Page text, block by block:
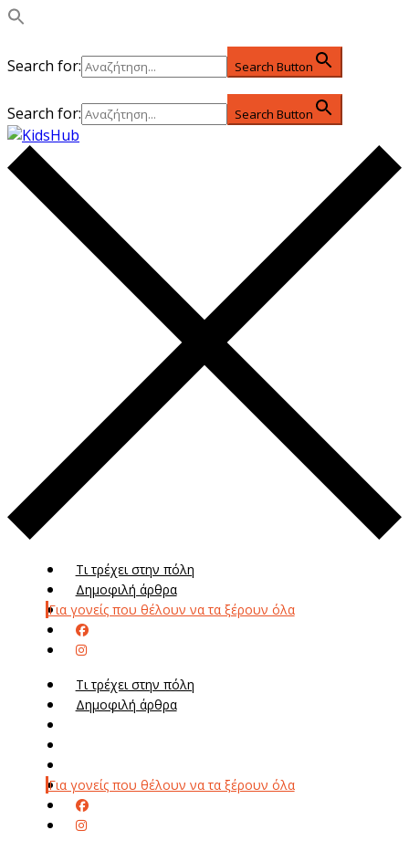
Search for: Search Button
Search for: Search Button
Τι τρέχει στην πόλη
Δημοφιλή άρθρα
Για γονείς που θέλουν να τα ξέρουν όλα
Τι τρέχει στην πόλη
Δημοφιλή άρθρα
Για γονείς που θέλουν να τα ξέρουν όλα